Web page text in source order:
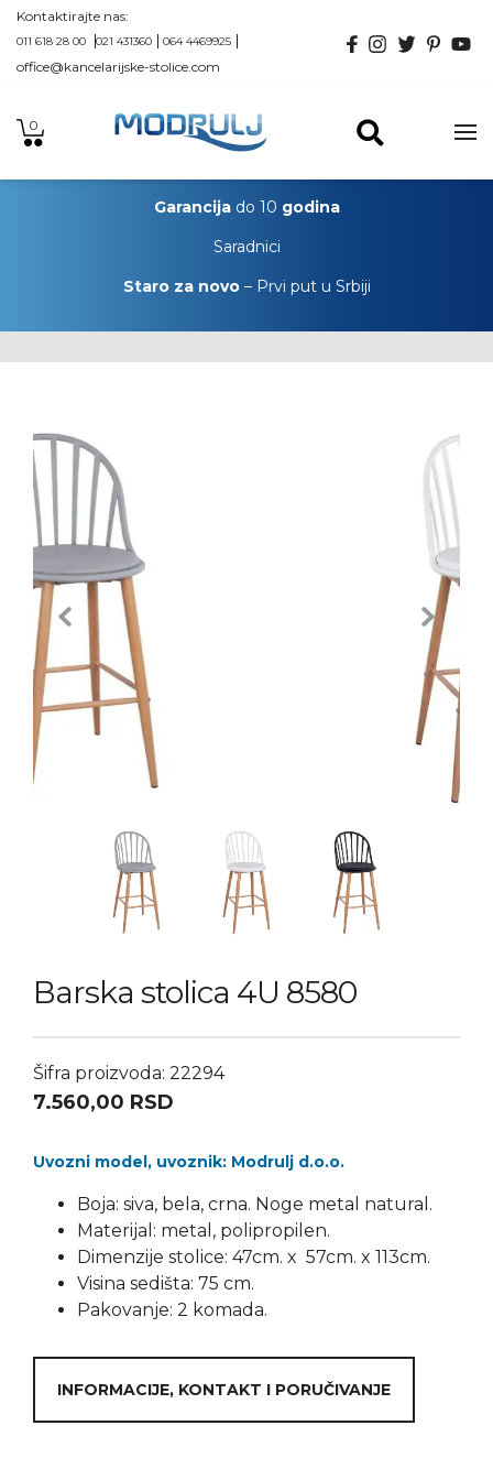
Kontaktirajte nas:
011 618 28 00 021 431360 064 4469925
office@kancelarijske-stolice.com
0
Garancijado 10 godina
Saradnici
Staro za novo– Prvi put u Srbiji
Previous Next
Barska stolica 4U 8580
Šifra proizvoda: 22294
7.560,00 RSD
Uvozni model, uvoznik: Modrulj d.o.o.
Boja: siva, bela, crna. Noge metal natural.
Materijal: metal, polipropilen.
Dimenzije stolice: 47cm. x 57cm. x 113cm.
Visina sedišta: 75 cm.
Pakovanje: 2 komada.
INFORMACIJE, KONTAKT I PORUČIVANJE